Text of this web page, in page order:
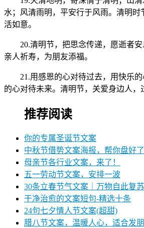
水；风清雨明，平安行于风雨。清明时
活如意。
20.清明节，把思念传递，愿逝者
亲人祈寿，为朋友添福。
21.用感恩的心对待过去，用快乐
的心对待未来。清明节，关爱身边人，
推荐阅读
你的专属圣诞节文案
中秋节借势文案海报，帮你盘好了
母亲节各行业文案，来了！
五一劳动节文案，安排一波
30条立春节气文案｜万物自此复苏
干净治愈的文案短句-精选十条
24句七夕情人节文案(超甜)
腊八节文案，温暖人心，适合发